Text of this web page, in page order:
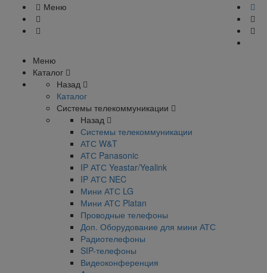
Меню
Меню
Каталог
Назад
Каталог
Системы телекоммуникации
Назад
Системы телекоммуникации
АТС W&T
АТС Panasonic
IP АТС Yeastar/Yealink
IP АТС NEC
Мини АТС LG
Мини АТС Platan
Проводные телефоны
Доп. Оборудование для мини АТС
Радиотелефоны
SIP-телефоны
Видеоконференция